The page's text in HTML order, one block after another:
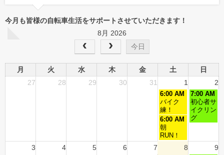
今月も皆様の自転車生活をサポートさせていただきます！
8月 2026
今日
月 火 水 木 金 土
日
27
28 29 30 31 1 2
6:00 AM
バイク
練！
7:00 AM
初心者サ
イクリン
グ
6:00 AM
朝
RUN！
3 4 5 6 7 8 9